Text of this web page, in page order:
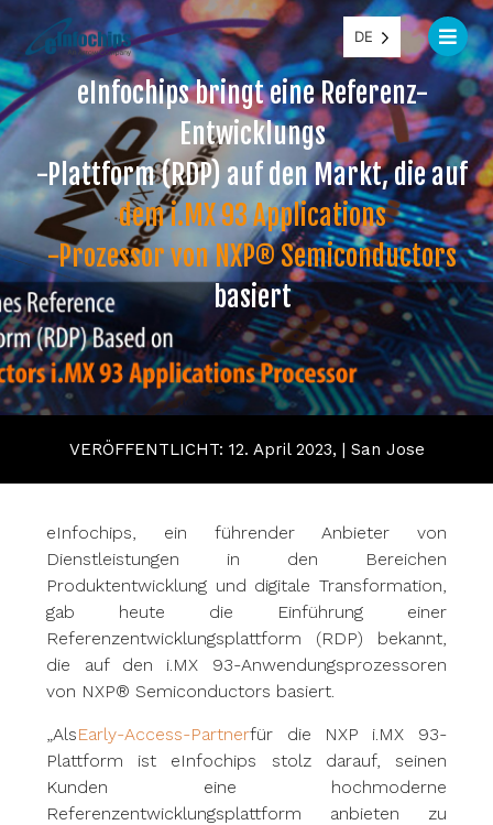
DE
eInfochips bringt eine Referenz-
Entwicklungs
-Plattform (RDP) auf den Markt, die auf
dem i.MX 93 Applications
-Prozessor von NXP® Semiconductors
basiert
VERÖFFENTLICHT: 12. April 2023, | San Jose
eInfochips, ein führender Anbieter von
Dienstleistungen in den Bereichen
Produktentwicklung und digitale Transformation,
gab heute die Einführung einer
Referenzentwicklungsplattform (RDP) bekannt,
die auf den i.MX 93-Anwendungsprozessoren
von NXP® Semiconductors basiert.
„AlsEarly-Access-Partnerfür die NXP i.MX 93-
Plattform ist eInfochips stolz darauf, seinen
Kunden eine hochmoderne
Referenzentwicklungsplattform anbieten zu